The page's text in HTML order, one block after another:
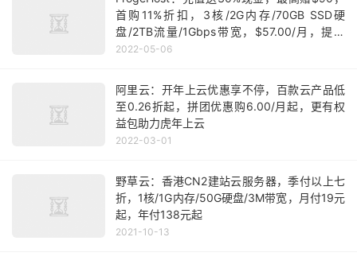
首购11%折扣，3核/2G内存/70GB SSD硬
盘/2TB流量/1Gbps带宽，$57.00/月，提供
DirectAdmin面板授权，免费每日备份
2022-05-06
阿里云：开年上云优惠享不停，百款云产品低
至0.26折起，拼团优惠购6.00/月起，更有权
益包助力虎年上云
2022-03-01
野草云：香港CN2建站云服务器，季付以上七
折，1核/1G内存/50G硬盘/3M带宽，月付19元
起，年付138元起
2021-10-13